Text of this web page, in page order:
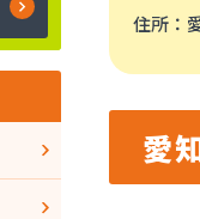
住所 ：
愛